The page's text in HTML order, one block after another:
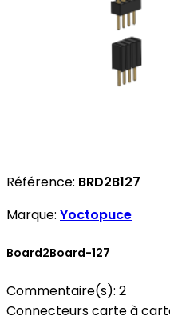
Référence: BRD2B127
Marque: Yoctopuce
Board2Board-127
Commentaire(s): 2
Connecteurs carte à